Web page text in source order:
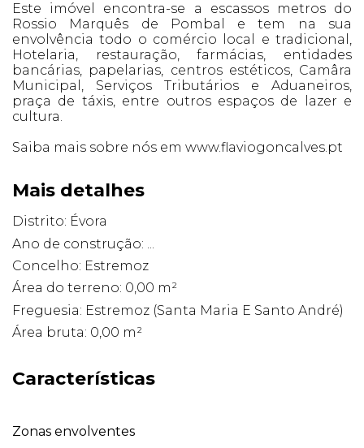
Este imóvel encontra-se a escassos metros do
Rossio Marquês de Pombal e tem na sua
envolvência todo o comércio local e tradicional,
Hotelaria, restauração, farmácias, entidades
bancárias, papelarias, centros estéticos, Camâra
Municipal, Serviços Tributários e Aduaneiros,
praça de táxis, entre outros espaços de lazer e
cultura.
Saiba mais sobre nós em www.flaviogoncalves.pt
Mais detalhes
Distrito: Évora
Ano de construção: ...
Concelho: Estremoz
Área do terreno: 0,00 m²
Freguesia: Estremoz (Santa Maria E Santo André)
Área bruta: 0,00 m²
Características
Zonas envolventes